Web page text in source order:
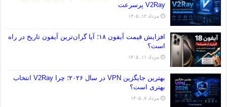
V2Ray پرسرعت
مرداد ۱۲, ۱۴۰۵
افزایش قیمت آیفون ۱۸؛ آیا گران‌ترین آیفون تاریخ در راه
است؟
مرداد ۱۱, ۱۴۰۵
بهترین جایگزین VPN در سال ۲۰۲۶؛ چرا V2Ray انتخاب
بهتری است؟
مرداد ۷, ۱۴۰۵